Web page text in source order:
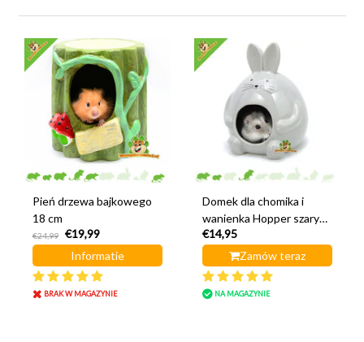
Pień drzewa bajkowego
18 cm
€24,99
€19,99
Informatie
BRAK W MAGAZYNIE
Domek dla chomika i
wanienka Hopper szary
11 cm
€14,95
Zamów teraz
NA MAGAZYNIE